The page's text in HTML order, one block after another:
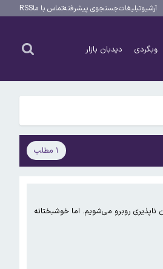
آرشیوتبلیغاتجستجوی پیشرفتهتماس با ماRSS
وبگردی دیدبان بازار
۱ مطلب
روبرو می‌شویم. اما خوشبختانه